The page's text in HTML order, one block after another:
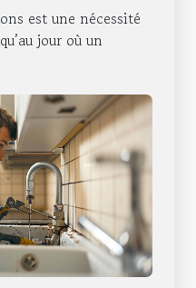
à
est une nécessité
jour où un